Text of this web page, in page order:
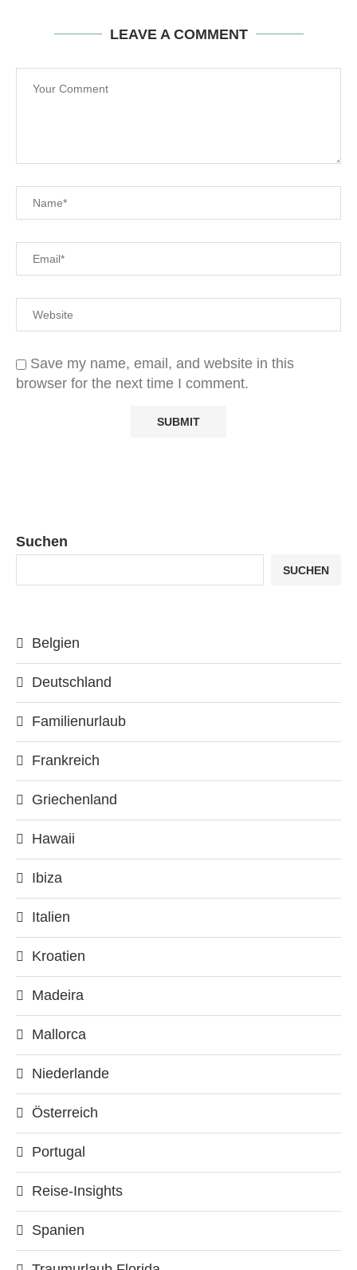
LEAVE A COMMENT
Save my name, email, and website in this
browser for the next time I comment.
Suchen
SUCHEN
Belgien
Deutschland
Familienurlaub
Frankreich
Griechenland
Hawaii
Ibiza
Italien
Kroatien
Madeira
Mallorca
Niederlande
Österreich
Portugal
Reise-Insights
Spanien